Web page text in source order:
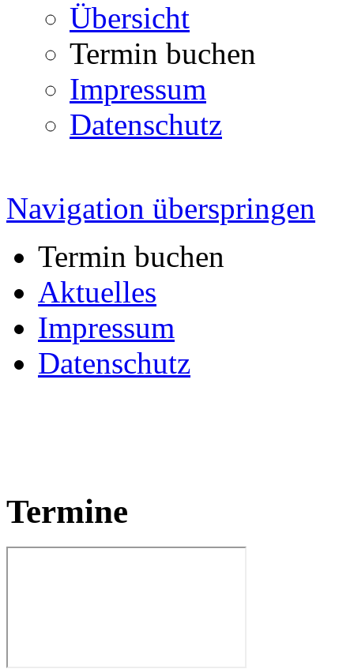
Übersicht
Termin buchen
Impressum
Datenschutz
Navigation überspringen
Termin buchen
Aktuelles
Impressum
Datenschutz
Termine